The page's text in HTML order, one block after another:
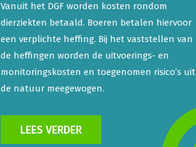
Vanuit het DGF worden kosten rondom
dierziekten betaald. Boeren betalen hiervoor
een verplichte heffing. Bij het vaststellen van
de heffingen worden de uitvoerings- en
monitoringskosten en toegenomen risico’s uit
de natuur meegewogen.
LEES VERDER